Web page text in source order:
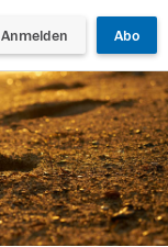
Anmelden Abo